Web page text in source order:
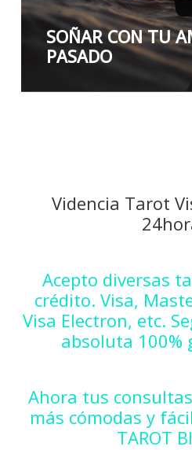
SOÑAR CON TU
PASADO
Videncia Tarot
Acepto diversas
crédito. Visa,
Visa Electron, etc.
absoluta 100%
Ahora tus
más cómodas y
TAROT